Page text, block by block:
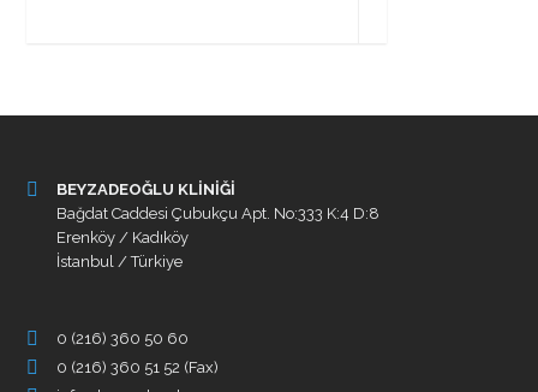
BEYZADEOĞLU KLİNİĞİ
Bağdat Caddesi Çubukçu Apt. No:333 K:4 D:8
Erenköy / Kadıköy
İstanbul / Türkiye
0 (216) 360 50 60
0 (216) 360 51 52 (Fax)